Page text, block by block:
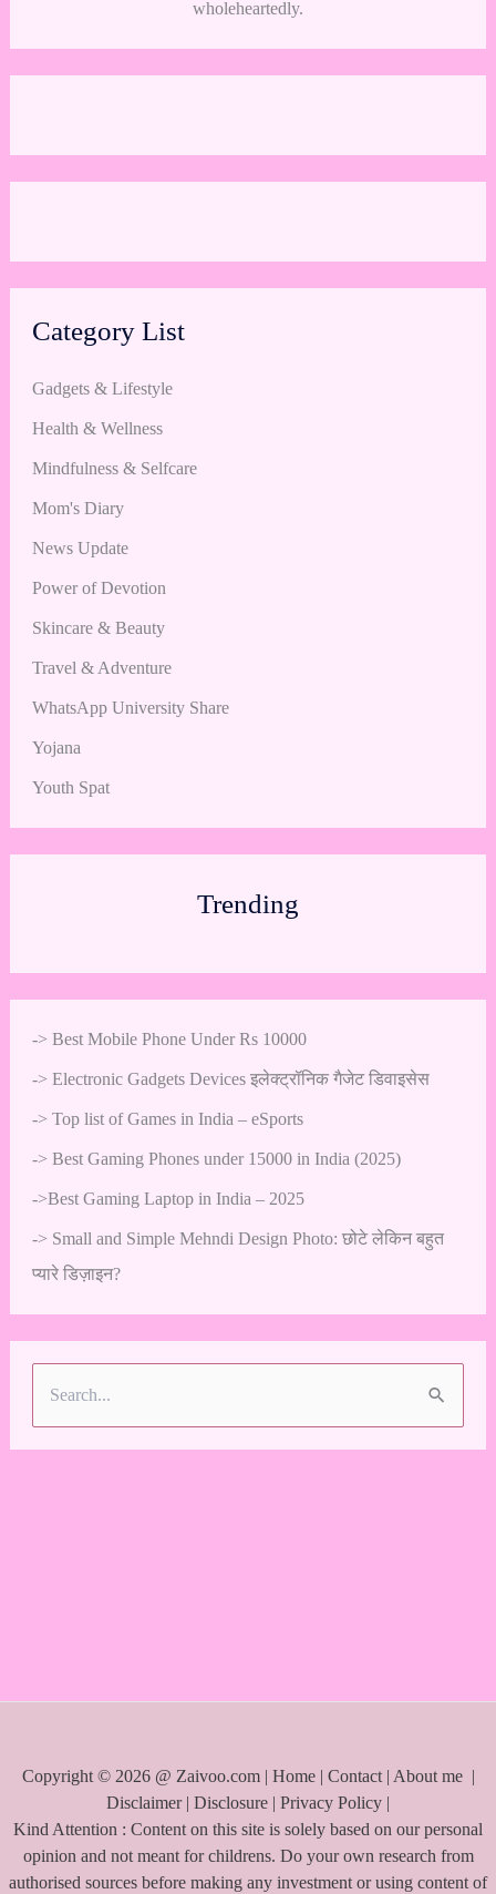
wholeheartedly.
Category List
Gadgets & Lifestyle
Health & Wellness
Mindfulness & Selfcare
Mom's Diary
News Update
Power of Devotion
Skincare & Beauty
Travel & Adventure
WhatsApp University Share
Yojana
Youth Spat
Trending
-> Best Mobile Phone Under Rs 10000
-> Electronic Gadgets Devices इलेक्ट्रॉनिक गैजेट डिवाइसेस
-> Top list of Games in India – eSports
-> Best Gaming Phones under 15000 in India (2025)
->Best Gaming Laptop in India – 2025
-> Small and Simple Mehndi Design Photo: छोटे लेकिन बहुत
प्यारे डिज़ाइन?
Copyright © 2026 @ Zaivoo.com | Home| Contact| About me |
Disclaimer| Disclosure | Privacy Policy |
Kind Attention : Content on this site is solely based on our personal
opinion and not meant for childrens. Do your own research from
authorised sources before making any investment or using content of